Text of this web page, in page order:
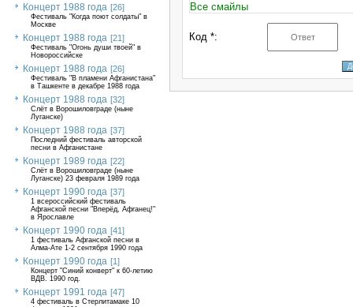
Концерт 1988 года [26]
Фестиваль "Когда поют солдаты" в
Москве
Концерт 1988 года [21]
Фестиваль "Огонь души твоей" в
Новороссийске
Концерт 1988 года [26]
Фестиваль "В пламени Афганистана"
в Ташкенте в декабре 1988 года
Концерт 1988 года [32]
Слёт в Ворошиловграде (ныне
Луганске)
Концерт 1988 года [37]
Последний фестиваль авторской
песни в Афганистане
Концерт 1989 года [22]
Слёт в Ворошиловграде (ныне
Луганске) 23 февраля 1989 года
Концерт 1990 года [37]
1 всероссийский фестиваль
Афганской песни "Вперёд, Афганец!"
в Ярославле
Концерт 1990 года [41]
1 фестиваль Афганской песни в
Алма-Ате 1-2 сентября 1990 года
Концерт 1990 года [1]
Концерт "Синий конверт" к 60-летию
ВДВ. 1990 год.
Концерт 1991 года [47]
4 фестиваль в Стерлитамаке 10
Все смайлы
Код *: